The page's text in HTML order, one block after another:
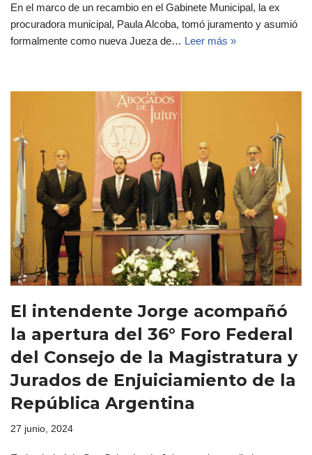
En el marco de un recambio en el Gabinete Municipal, la ex
procuradora municipal, Paula Alcoba, tomó juramento y asumió
formalmente como nueva Jueza de… Leer más »
El intendente Jorge acompañó
la apertura del 36° Foro Federal
del Consejo de la Magistratura y
Jurados de Enjuiciamiento de la
República Argentina
27 junio, 2024